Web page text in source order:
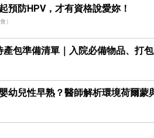
預防HPV，才有資格說愛妳！
）
產包準備清單｜入院必備物品、打
幼兒性早熟？醫師解析環境荷爾蒙